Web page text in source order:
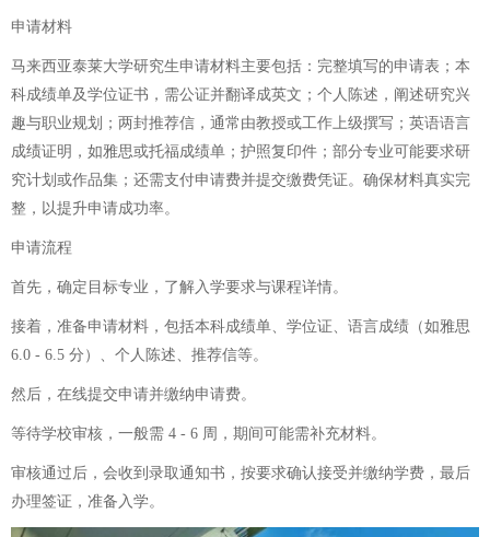
申请材料
马来西亚泰莱大学研究生申请材料主要包括：完整填写的申请表；本
科成绩单及学位证书，需公证并翻译成英文；个人陈述，阐述研究兴
趣与职业规划；两封推荐信，通常由教授或工作上级撰写；英语语言
成绩证明，如雅思或托福成绩单；护照复印件；部分专业可能要求研
究计划或作品集；还需支付申请费并提交缴费凭证。确保材料真实完
整，以提升申请成功率。
申请流程
首先，确定目标专业，了解入学要求与课程详情。
接着，准备申请材料，包括本科成绩单、学位证、语言成绩（如雅思
6.0 - 6.5 分）、个人陈述、推荐信等。
然后，在线提交申请并缴纳申请费。
等待学校审核，一般需 4 - 6 周，期间可能需补充材料。
审核通过后，会收到录取通知书，按要求确认接受并缴纳学费，最后
办理签证，准备入学。